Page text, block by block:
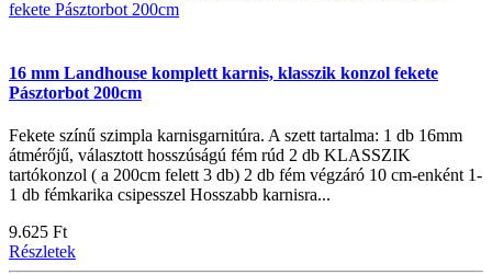
16 mm Landhouse komplett karnis, klasszik konzol fekete
Pásztorbot 200cm
Fekete színű szimpla karnisgarnitúra. A szett tartalma: 1 db 16mm
átmérőjű, választott hosszúságú fém rúd 2 db KLASSZIK
tartókonzol ( a 200cm felett 3 db) 2 db fém végzáró 10 cm-enként 1-
1 db fémkarika csipesszel Hosszabb karnisra...
9.625 Ft
Részletek